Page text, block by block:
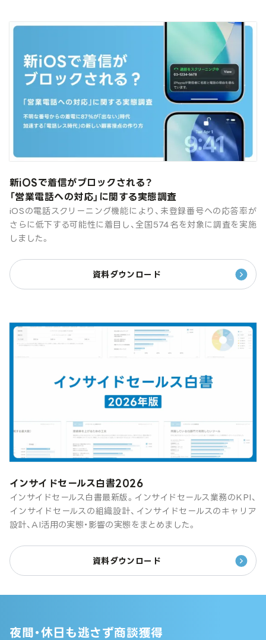
新iOSで着信がブロックされる？
「営業電話への対応」に関する実態調査
iOSの電話スクリーニング機能により、未登録番号への応答率が
さらに低下する可能性に着目し、全国574名を対象に調査を実施
しました。
資料ダウンロード
インサイドセールス白書2026
インサイドセールス白書最新版。インサイドセールス業務のKPI、
インサイドセールスの組織設計、インサイドセールスのキャリア
設計、AI活用の実態・影響の実態をまとめました。
資料ダウンロード
夜間・休日も逃さず商談獲得